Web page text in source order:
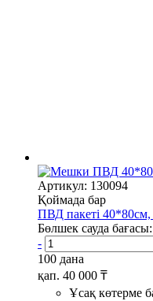
Артикул: 130094
Қоймада бар
ПВД пакеті
Бөлшек сауда бағасы:
-
100 дана
қап. 40 000 ₸
Ұсақ көтерме